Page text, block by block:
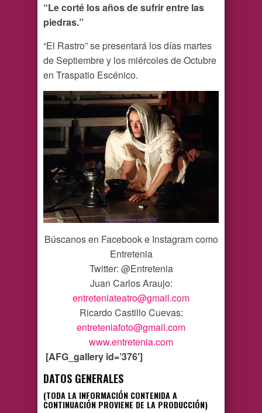
“Le corté los años de sufrir entre las
piedras.”
“El Rastro” se presentará los días martes
de Septiembre y los miércoles de Octubre
en Traspatio Escénico.
Búscanos en Facebook e Instagram como
Entretenia
Twitter: @Entretenia
Juan Carlos Araujo:
entreteniateatro@gmail.com
Ricardo Castillo Cuevas:
entreteniafoto@gmail.com
www.entretenia.com
[AFG_gallery id=’376′]
DATOS GENERALES
(TODA LA INFORMACIÓN CONTENIDA A
CONTINUACIÓN PROVIENE DE LA PRODUCCIÓN)